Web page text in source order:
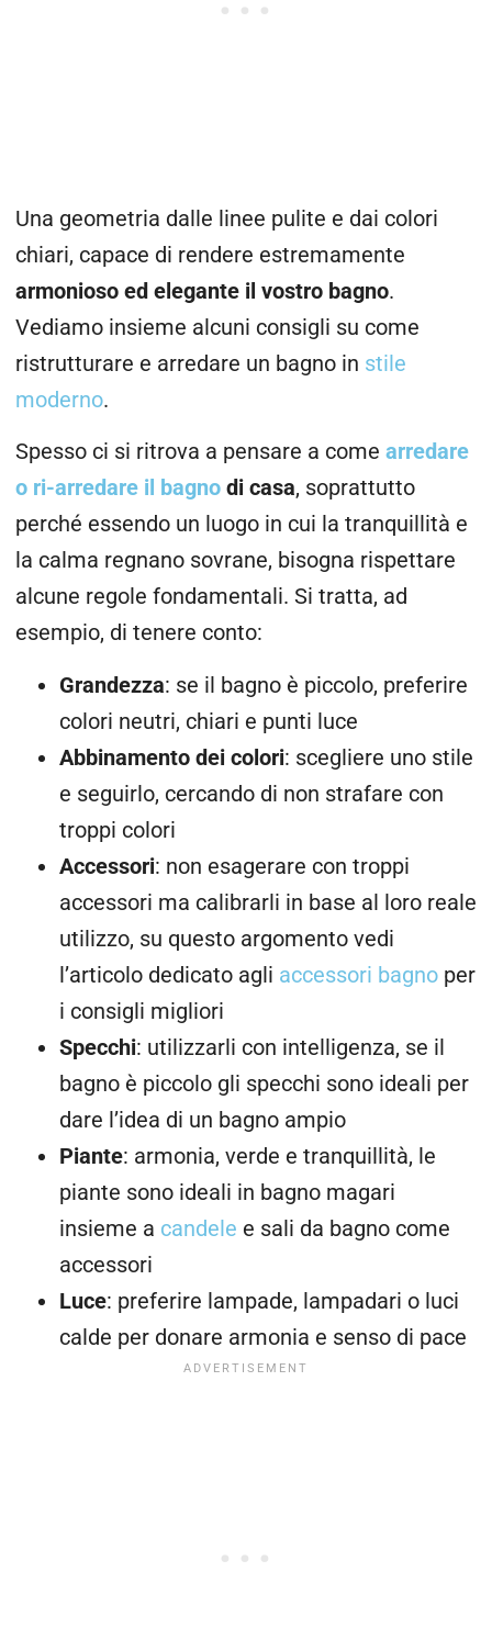
Una geometria dalle linee pulite e dai colori
chiari, capace di rendere estremamente
armonioso ed elegante il vostro bagno.
Vediamo insieme alcuni consigli su come
ristrutturare e arredare un bagno in stile
moderno.
Spesso ci si ritrova a pensare a come arredare
o ri-arredare il bagno di casa, soprattutto
perché essendo un luogo in cui la tranquillità e
la calma regnano sovrane, bisogna rispettare
alcune regole fondamentali. Si tratta, ad
esempio, di tenere conto:
Grandezza: se il bagno è piccolo, preferire
colori neutri, chiari e punti luce
Abbinamento dei colori: scegliere uno stile
e seguirlo, cercando di non strafare con
troppi colori
Accessori: non esagerare con troppi
accessori ma calibrarli in base al loro reale
utilizzo, su questo argomento vedi
l’articolo dedicato agli accessori bagno per
i consigli migliori
Specchi: utilizzarli con intelligenza, se il
bagno è piccolo gli specchi sono ideali per
dare l’idea di un bagno ampio
Piante: armonia, verde e tranquillità, le
piante sono ideali in bagno magari
insieme a candele e sali da bagno come
accessori
Luce: preferire lampade, lampadari o luci
calde per donare armonia e senso di pace